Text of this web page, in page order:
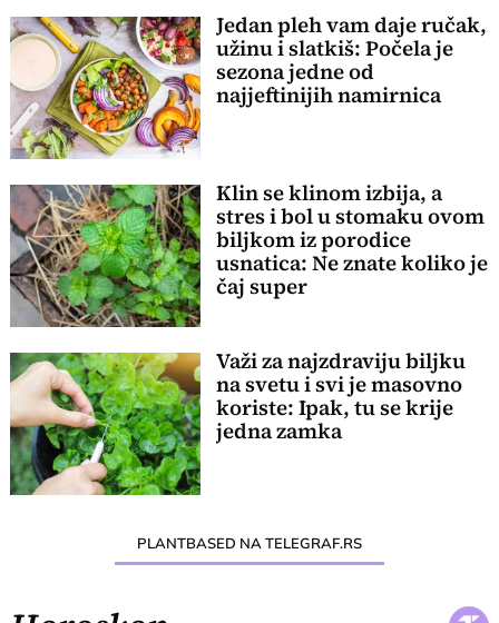
Jedan pleh vam daje ručak,
užinu i slatkiš: Počela je
sezona jedne od
najjeftinijih namirnica
Klin se klinom izbija, a
stres i bol u stomaku ovom
biljkom iz porodice
usnatica: Ne znate koliko je
čaj super
Važi za najzdraviju biljku
na svetu i svi je masovno
koriste: Ipak, tu se krije
jedna zamka
PLANTBASED NA TELEGRAF.RS